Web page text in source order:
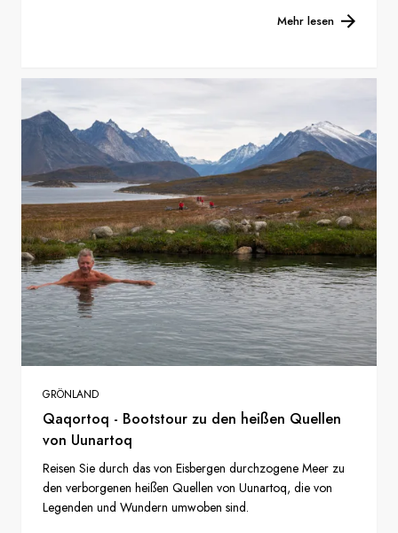
Mehr lesen
GRÖNLAND
Qaqortoq - Bootstour zu den heißen Quellen
von Uunartoq
Reisen Sie durch das von Eisbergen durchzogene Meer zu
den verborgenen heißen Quellen von Uunartoq, die von
Legenden und Wundern umwoben sind.